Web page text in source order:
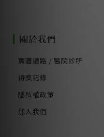
關於我們
實體通路 / 醫院診所
得獎記錄
隱私權政策
加入我們